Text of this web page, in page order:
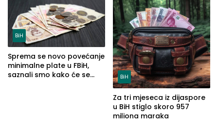
BiH
Sprema se novo povećanje
minimalne plate u FBiH,
saznali smo kako će se
BiH
Za tri mjeseca iz dijaspore
u BiH stiglo skoro 957
miliona maraka